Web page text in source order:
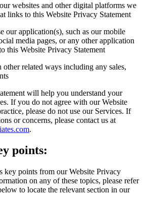
websites and other digital platforms we
links to this Website Privacy Statement
our application(s), such as our mobile
media pages, or any other application
this Website Privacy Statement
related ways including any sales,
will help you understand your
If you do not agree with our Website
please do not use our Services. If
or concerns, please contact us at
.
points:
key points from our Website Privacy
on any of these topics, please refer
to locate the relevant section in our